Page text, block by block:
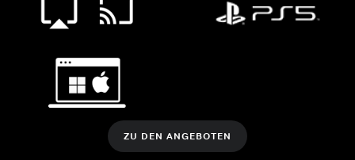
ZU DEN ANGEBOTEN